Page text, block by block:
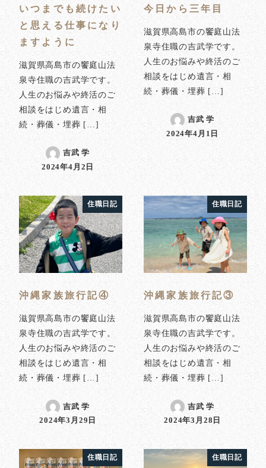
いつまでも続けたい
と思える仕事になり
ますように
滋賀県高島市の饗庭山法
泉寺住職の吉武学です。
人生のお悩みや終活のご
相談をはじめ遺言・相
続・葬儀・埋葬 […]
吉武 学
投稿日
2024年4月2日
今日から三年目
滋賀県高島市の饗庭山法
泉寺住職の吉武学です。
人生のお悩みや終活のご
相談をはじめ遺言・相
続・葬儀・埋葬 […]
吉武 学
投稿日
2024年4月1日
住職日記
沖縄家族旅行記④
滋賀県高島市の饗庭山法
泉寺住職の吉武学です。
人生のお悩みや終活のご
相談をはじめ遺言・相
続・葬儀・埋葬 […]
吉武 学
投稿日
2024年3月29日
住職日記
沖縄家族旅行記③
滋賀県高島市の饗庭山法
泉寺住職の吉武学です。
人生のお悩みや終活のご
相談をはじめ遺言・相
続・葬儀・埋葬 […]
吉武 学
投稿日
2024年3月28日
住職日記 住職日記